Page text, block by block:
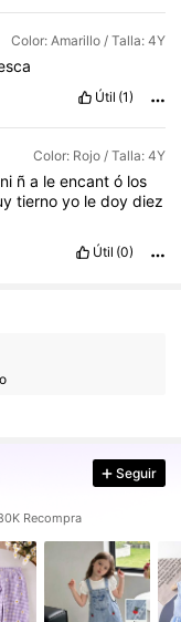
Color: Amarillo / Talla: 4Y
Útil (1)
Color: Rojo / Talla: 4Y
ni ñ a le encant ó los
tiernoyo ledoydiez
Útil (0)
Seguir
Recompra